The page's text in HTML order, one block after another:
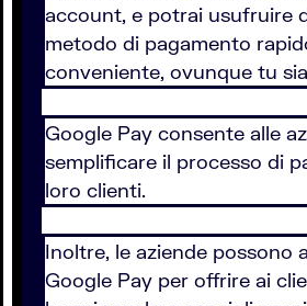
account, e potrai usufruire
metodo di pagamento
conveniente, ovunque tu
Google Pay consente alle
semplificare il processo di
loro clienti.
Inoltre, le aziende possono
Google Pay per offrire ai